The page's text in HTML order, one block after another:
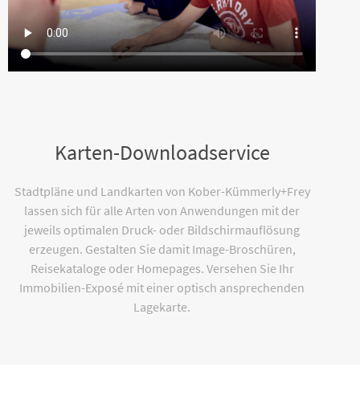
Karten-Downloadservice
Stadtpläne und Landkarten von Kober-Kümmerly+Frey
lassen sich für alle Arten von Anwendungen mit der
jeweils optimalen Druck- oder Bildschirmauflösung
erzeugen. Gestalten Sie damit Image-Broschüren,
Reisekataloge oder Homepages. Versehen Sie Ihr
Immobilien-Exposé mit einer optisch ansprechenden
Lagekarte.